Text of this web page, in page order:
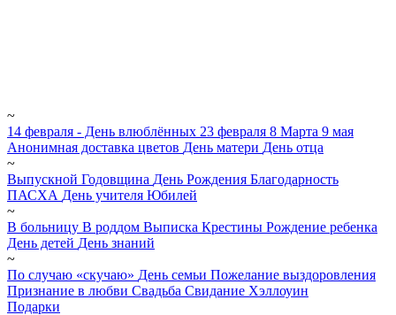
~
14 февраля - День влюблённых 23 февраля 8 Марта 9 мая
Анонимная доставка цветов День матери День отца
~
Выпускной Годовщина День Рождения Благодарность
ПАСХА День учителя Юбилей
~
В больницу В роддом Выписка Крестины Рождение ребенка
День детей День знаний
~
По случаю «скучаю» День семьи Пожелание выздоровления
Признание в любви Свадьба Свидание Хэллоуин
Подарки